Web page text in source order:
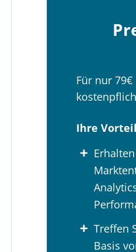
Für nur
Ihre
Treffen
Basis